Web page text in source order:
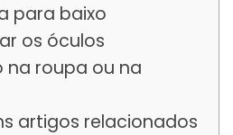
para baixo
os óculos
na roupa ou na
artigos relacionados